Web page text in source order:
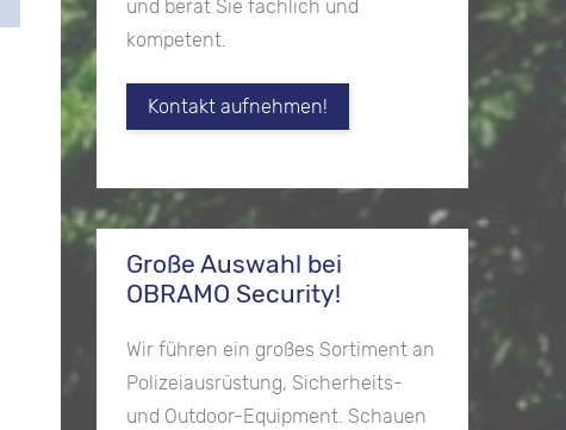
und berät Sie fachlich und
kompetent.
Kontakt aufnehmen!
Große Auswahl bei
OBRAMO Security!
Wir führen ein großes Sortiment an
Polizeiausrüstung, Sicherheits-
und Outdoor-Equipment. Schauen